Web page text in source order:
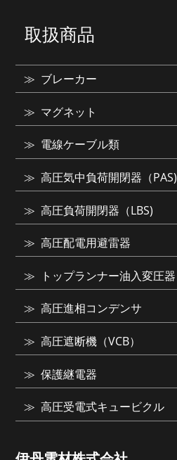
取扱商品
ブレーカー
マグネット
電線ケーブル類
高圧気中負荷開閉器（PAS)
高圧負荷開閉器（LBS)
高圧配電用避雷器
トップランナー油入変圧器
高圧進相コンデンサ
高圧遮断機（VCB）
保護継電器
高圧受電式キュービクル